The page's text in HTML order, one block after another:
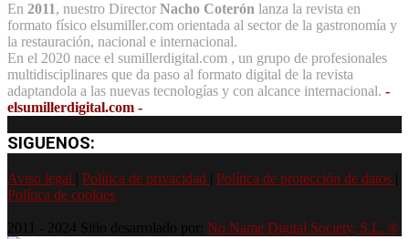
En 2011, nuestro Director Nacho Coterón lanza la revista en
formato físico elsumiller.com orientada al sector de la gastronomía y
la restauración, nacional e internacional.
En el 2020 nace el sumillerdigital.com , un grupo de profesionales
multidisciplinares que da paso al formato digital de la revista
adaptandola a las nuevas tecnologías y con alcance internacional. -
elsumillerdigital.com -
SIGUENOS:
Aviso legal Política de privacidad Política de protección de datos
Política de cookies
2011 - 2024 Sitio desarrolado por: No Name Digital Society, S.L. ®